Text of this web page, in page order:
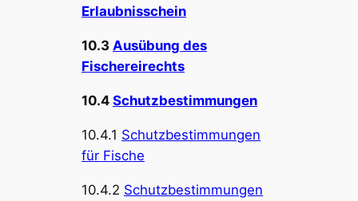
Erlaubnisschein
10.3Ausübung des
Fischereirechts
10.4Schutzbestimmungen
10.4.1 Schutzbestimmungen
für Fische
10.4.2 Schutzbestimmungen